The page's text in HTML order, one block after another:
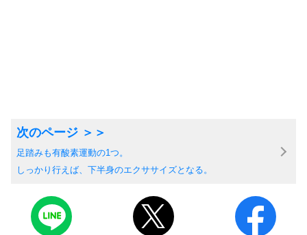
足踏みも有酸素運動の1つ。
しっかり行えば、下半身のエクササイズとなる。